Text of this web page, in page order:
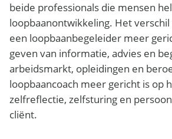
beide professionals die mensen
loopbaanontwikkeling. Het
een loopbaanbegeleider meer
geven van informatie, advies en
arbeidsmarkt, opleidingen en
loopbaancoach meer gericht is op
zelfreflectie, zelfsturing en
cliënt.